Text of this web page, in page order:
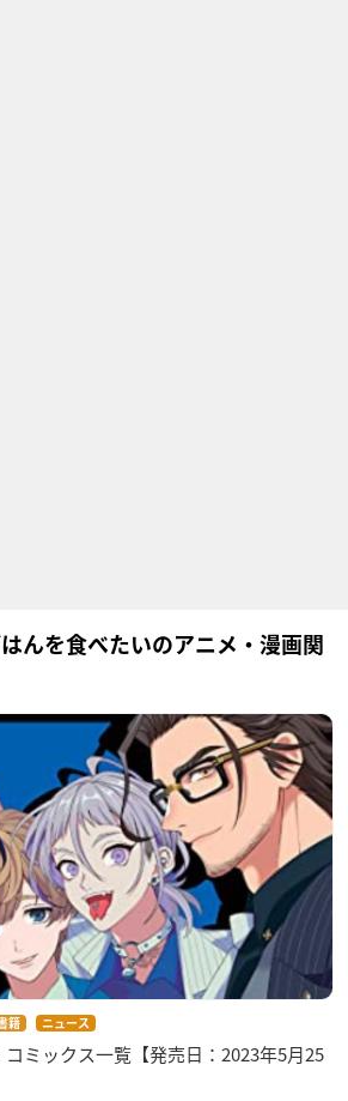
んを食べたいのアニメ・漫画関
籍 ニュース
ミックス一覧【発売日：2023年5月25